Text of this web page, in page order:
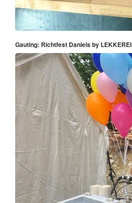
Gauting: Richtfest Daniels by LEKKEREI